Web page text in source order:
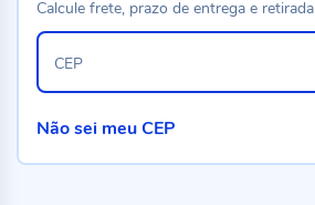
Calcule frete, prazo de entrega e retirada
CEP
Não sei meu CEP